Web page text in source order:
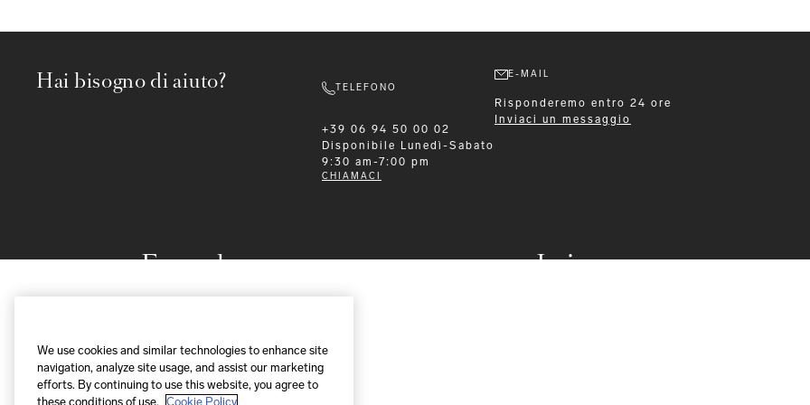
Formalwear Leisurewear
Hai bisogno di aiuto? TELEFONO
+39 06 94 50 00 02
Disponibile
Lunedì-Sabato
9:30 am-7:00 pm
CHIAMACI
E-MAIL
Risponderemo entro 24 ore
Inviaci un messaggio
We use cookies and similar technologies to enhance site
navigation, analyze site usage, and assist our marketing
efforts. By continuing to use this website, you agree to
these conditions of use. Cookie Policy